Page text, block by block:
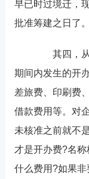
早已时过境迁，
批准筹建之日了。
其四，从
期间内发生的开
差旅费、印刷费
借款费用等。对
未核准之前就不
才是开办费?名
什么费用?如果非